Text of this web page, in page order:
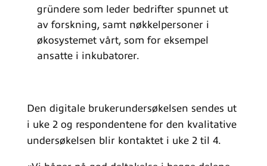
gründere som leder bedrifter spunnet ut
av forskning, samt nøkkelpersoner i
økosystemet vårt, som for eksempel
ansatte i inkubatorer.
Den digitale brukerundersøkelsen sendes ut
i uke 2 og respondentene for den kvalitative
undersøkelsen blir kontaktet i uke 2 til 4.